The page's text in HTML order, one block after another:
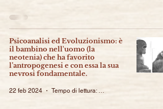
Psicoanalisi ed Evoluzionismo: è
il bambino nell'uomo (la
neotenia) che ha favorito
l’antropogenesi e con essa la sua
nevrosi fondamentale.
22 feb 2024 Tempo di lettura: 16 min